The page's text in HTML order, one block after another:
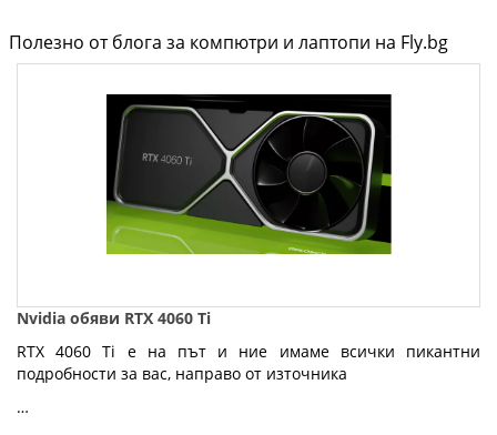
Полезно от блога за компютри и лаптопи на Fly.bg
Nvidia обяви RTX 4060 Ti
RTX 4060 Ti е на път и ние имаме всички пикантни
подробности за вас, направо от източника
…